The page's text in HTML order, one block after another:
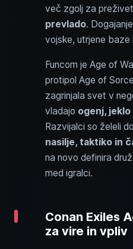
več zgolj za
prevlado.
vojske, utrjene baze
Funcom je Age of
protipol Age of
zagrinjala svet v
vladajo ogenj,
Razvijalci so želeli
nasilje, taktiko in
na novo definira
med igralci.
Conan Exiles
za vire in vpliv